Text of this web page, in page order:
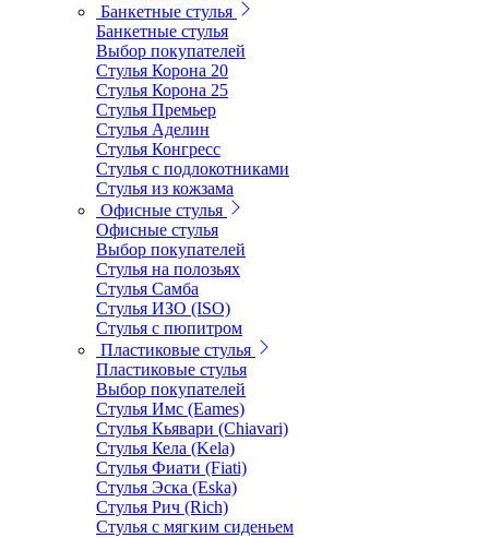
Банкетные стулья
Банкетные стулья
Выбор покупателей
Стулья Корона 20
Стулья Корона 25
Стулья Премьер
Стулья Аделин
Стулья Конгресс
Стулья с подлокотниками
Стулья из кожзама
Офисные стулья
Офисные стулья
Выбор покупателей
Стулья на полозьях
Стулья Самба
Стулья ИЗО (ISO)
Стулья с пюпитром
Пластиковые стулья
Пластиковые стулья
Выбор покупателей
Стулья Имс (Eames)
Стулья Кьявари (Chiavari)
Стулья Кела (Kela)
Стулья Фиати (Fiati)
Стулья Эска (Eska)
Стулья Рич (Rich)
Стулья с мягким сиденьем